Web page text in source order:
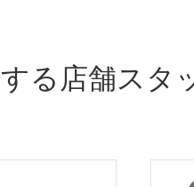
る店舗スタ